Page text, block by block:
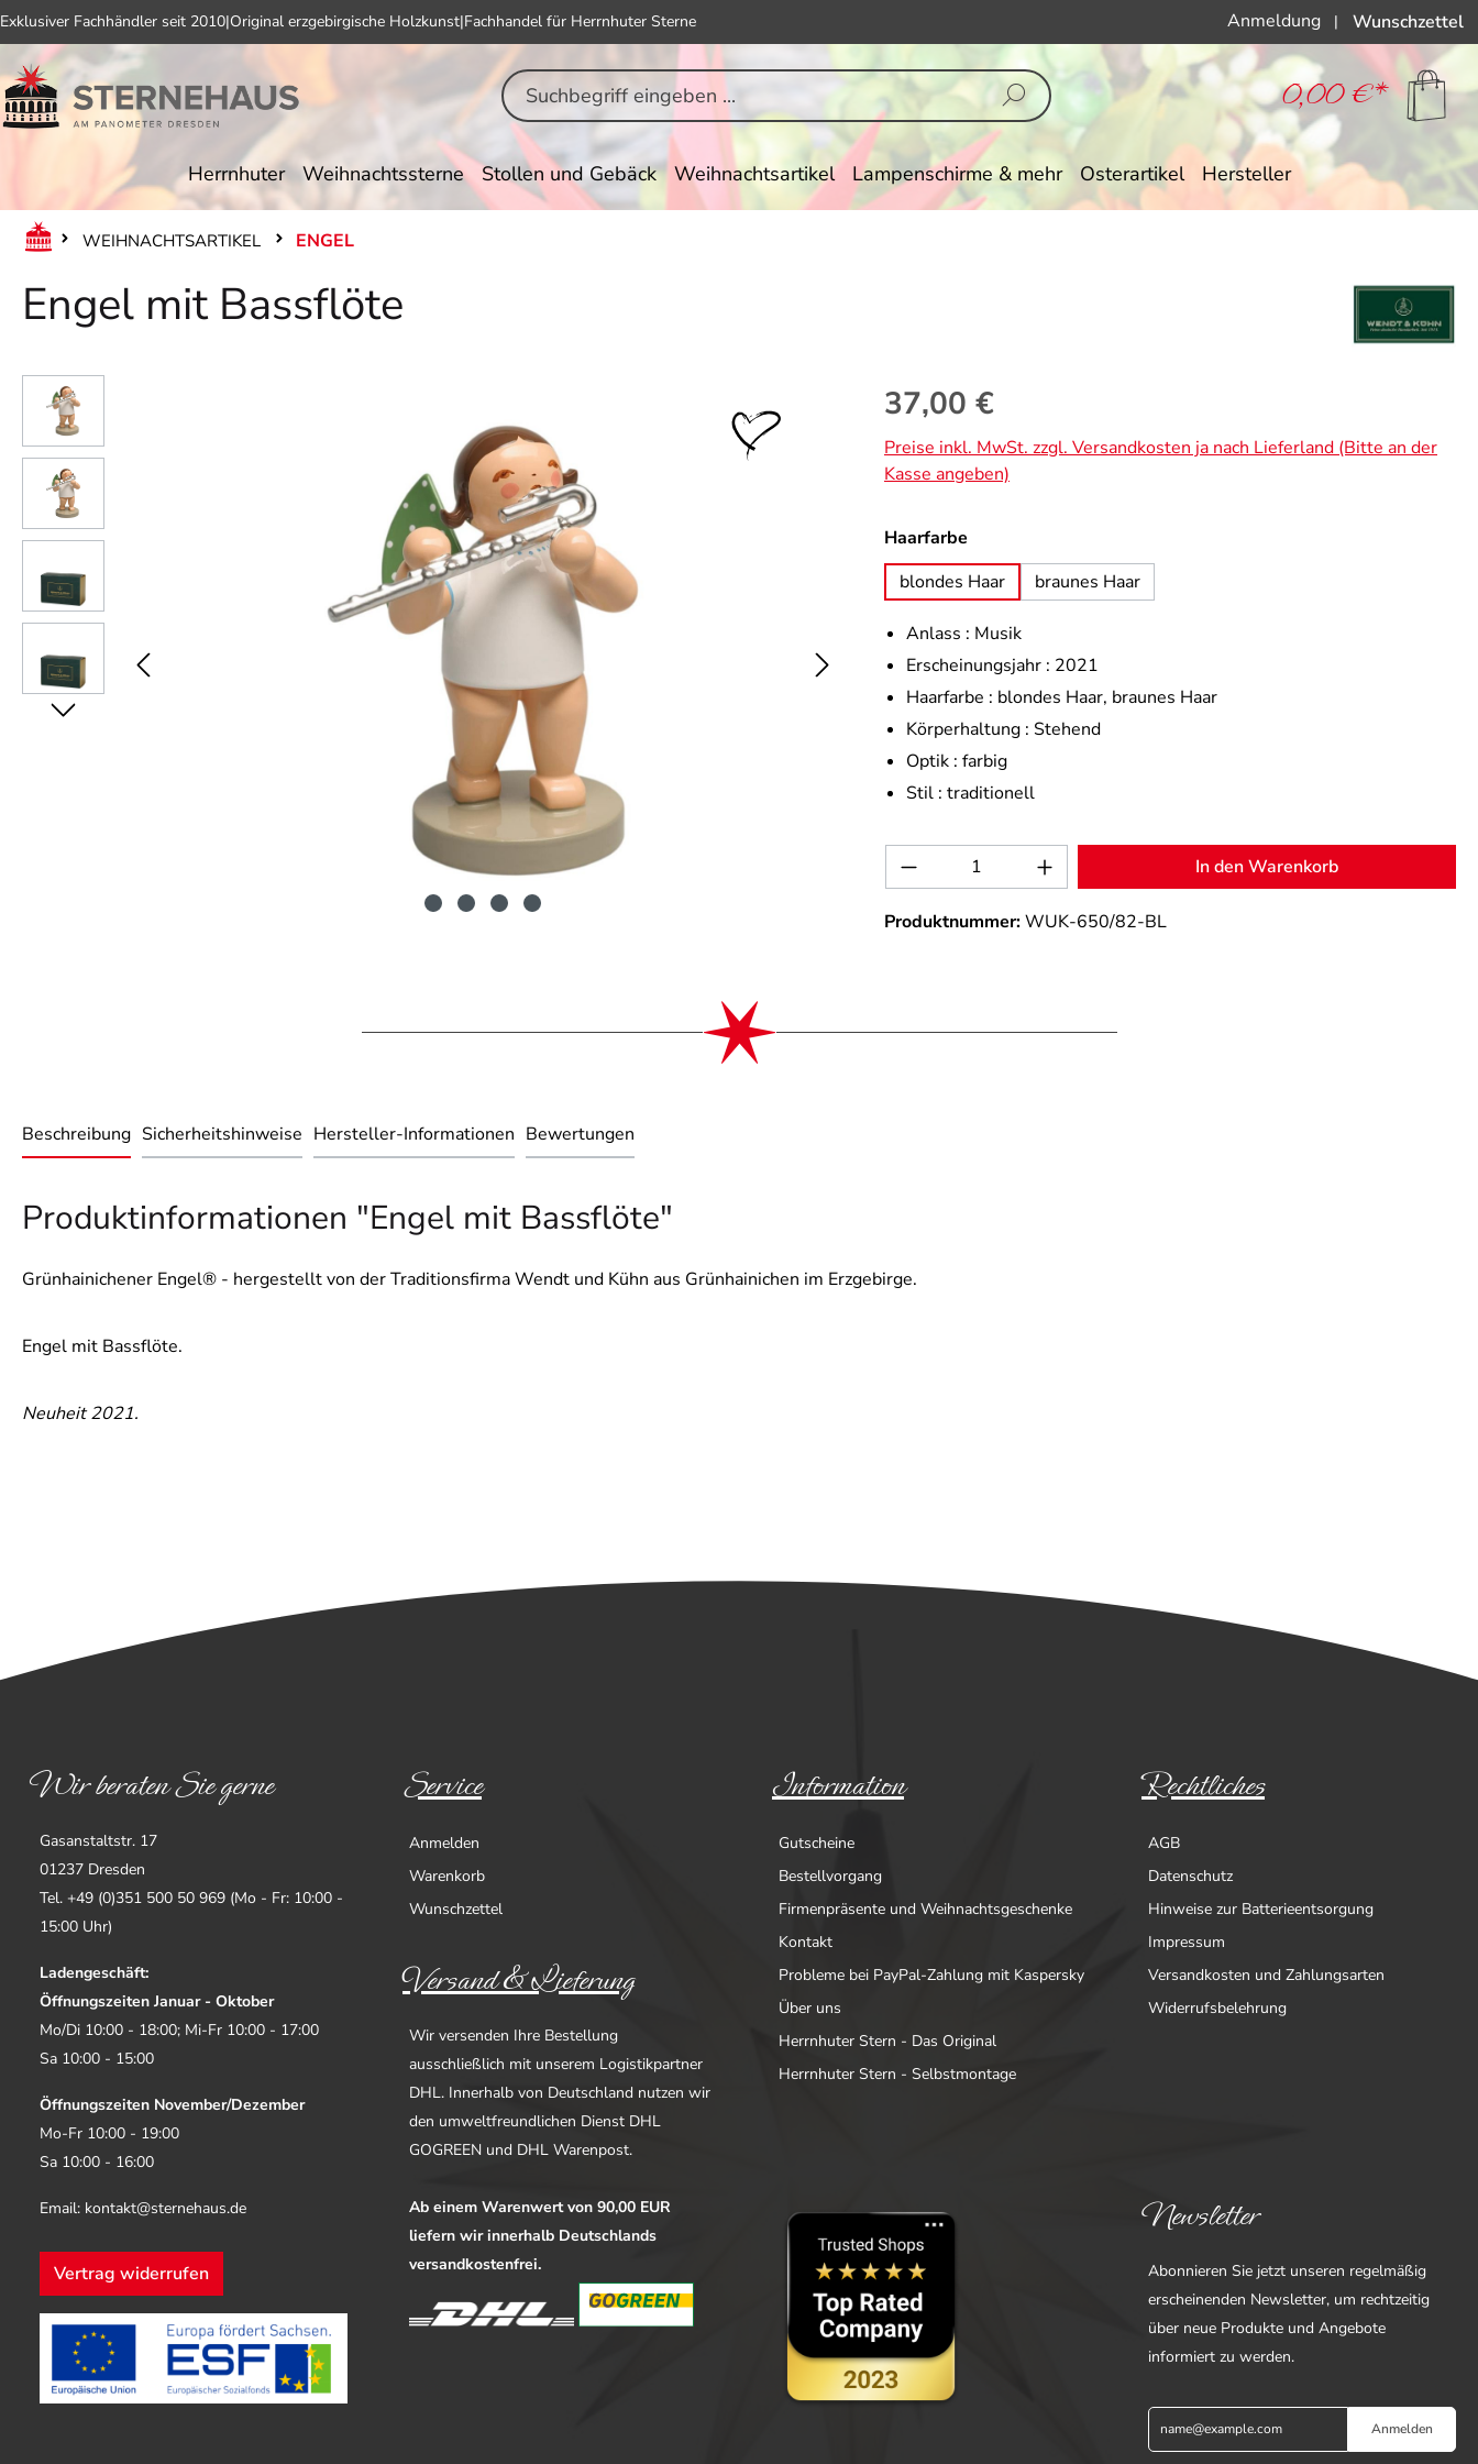
Hauptinhalt springen
Zur Suche springen
Zur Hauptnavigation springen
Exklusiver Fachhändler seit 2010|Original erzgebirgische Holzkunst|Fachhandel für Herrnhuter Sterne Anmeldung | Wunschzettel
0,00 €*
Herrnhuter Weihnachtssterne Stollen und Gebäck Weihnachtsartikel Lampenschirme & mehr Osterartikel Hersteller
WEIHNACHTSARTIKEL ENGEL
Engel mit Bassflöte
Bildergalerie überspringen Regulärer Preis:
37,00 €
Preise inkl. MwSt. zzgl. Versandkosten ja nach Lieferland (Bitte an der
Kasse angeben)
Haarfarbe
blondes Haar
braunes Haar
Anlass : Musik
Erscheinungsjahr : 2021
Haarfarbe : blondes Haar, braunes Haar
Körperhaltung : Stehend
Optik : farbig
Stil : traditionell
Produkt Anzahl: Gib den gewünschten Wert ein
In den Warenkorb
Produktnummer:WUK-650/82-BL
Beschreibung Sicherheitshinweise Hersteller-Informationen Bewertungen
Produktinformationen "Engel mit Bassflöte"
Grünhainichener Engel® - hergestellt von der Traditionsfirma Wendt und Kühn aus Grünhainichen im Erzgebirge.
Engel mit Bassflöte.
Neuheit 2021.
Wir beraten Sie gerne
Gasanstaltstr. 17
01237 Dresden
Tel. +49 (0)351 500 50 969 (Mo - Fr: 10:00 -
15:00 Uhr)
Ladengeschäft:
Öffnungszeiten Januar - Oktober
Mo/Di 10:00 - 18:00; Mi-Fr 10:00 - 17:00
Sa 10:00 - 15:00
Öffnungszeiten November/Dezember
Mo-Fr 10:00 - 19:00
Sa 10:00 - 16:00
Email: kontakt@sternehaus.de
Vertrag widerrufen
Service
Anmelden
Warenkorb
Wunschzettel
Information
Gutscheine
Bestellvorgang
Firmenpräsente und Weihnachtsgeschenke
Kontakt
Probleme bei PayPal-Zahlung mit Kaspersky
Über uns
Herrnhuter Stern - Das Original
Herrnhuter Stern - Selbstmontage
Rechtliches
AGB
Datenschutz
Hinweise zur Batterieentsorgung
Impressum
Versandkosten und Zahlungsarten
Widerrufsbelehrung
Versand & Lieferung
Wir versenden Ihre Bestellung
ausschließlich mit unserem Logistikpartner
DHL. Innerhalb von Deutschland nutzen wir
den umweltfreundlichen Dienst DHL
GOGREEN und DHL Warenpost.
Ab einem Warenwert von 90,00 EUR
liefern wir innerhalb Deutschlands
versandkostenfrei.
Newsletter
Abonnieren Sie jetzt unseren regelmäßig
erscheinenden Newsletter, um rechtzeitig
über neue Produkte und Angebote
informiert zu werden.
Anmelden